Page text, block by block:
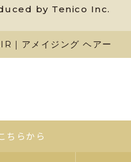
by Tenico Inc.
アメイジング ヘアー
ちらから